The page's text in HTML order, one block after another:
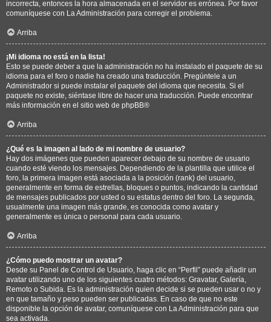
incorrecta, entonces la hora almacenada en el servidor es errónea. Por favor
comuníquese con La Administración para corregir el problema.
Arriba
¡Mi idioma no está en la lista!
Esto se puede deber a que la administración no ha instalado el paquete de su
idioma para el foro o nadie ha creado una traducción. Pregúntele a un
Administrador si puede instalar el paquete del idioma que necesita. Si el
paquete no existe, siéntase libre de hacer una traducción. Puede encontrar
más información en el sitio web de phpBB®
Arriba
¿Qué es la imagen al lado de mi nombre de usuario?
Hay dos imágenes que pueden aparecer debajo de su nombre de usuario
cuando esté viendo los mensajes. Dependiendo de la plantilla que utilice el
foro, la primera imagen está asociada a la posición (rank) del usuario,
generalmente en forma de estrellas, bloques o puntos, indicando la cantidad
de mensajes publicados por usted o su estatus dentro del foro. La segunda,
usualmente una imagen más grande, es conocida como avatar y
generalmente es única o personal para cada usuario.
Arriba
¿Cómo puedo mostrar un avatar?
Desde su Panel de Control de Usuario, haga clic en “Perfil” puede añadir un
avatar utilizando uno de los siguientes cuatro métodos: Gravatar, Galería,
Remoto o Subida. Es la administración quien decide si se pueden usar o no y
en que tamaño y peso pueden ser publicadas. En caso de que no este
disponible la opción de avatar, comuníquese con La Administración para que
sea activada.